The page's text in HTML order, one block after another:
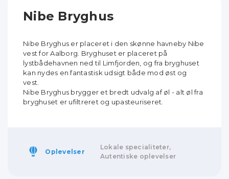
Nibe Bryghus
Nibe Bryghus er placeret i den skønne havneby Nibe
vest for Aalborg. Bryghuset er placeret på
lystbådehavnen ned til Limfjorden, og fra bryghuset
kan nydes en fantastisk udsigt både mod øst og
vest.
Nibe Bryghus brygger et bredt udvalg af øl - alt øl fra
bryghuset er ufiltreret og upasteuriseret.
Oplevelser
Lokale specialiteter,
Autentiske oplevelser